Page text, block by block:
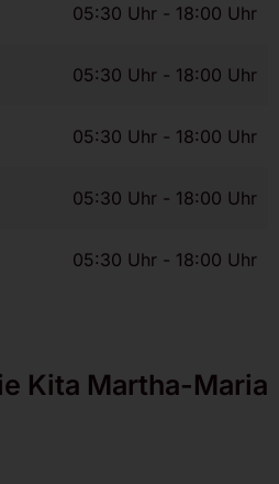
05:30 Uhr - 18:00 Uhr
05:30 Uhr - 18:00 Uhr
05:30 Uhr - 18:00 Uhr
05:30 Uhr - 18:00 Uhr
05:30 Uhr - 18:00 Uhr
Kita Martha-Maria